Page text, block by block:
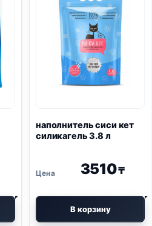
наполнитель сиси кет
силикагель3.8 л
3510₸
В корзину